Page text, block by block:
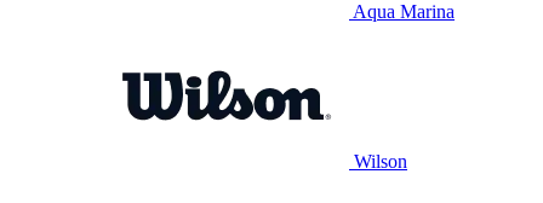
Aqua Marina
Wilson